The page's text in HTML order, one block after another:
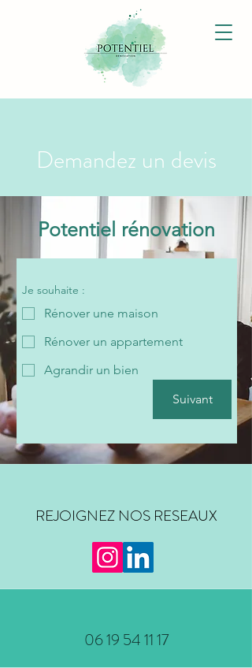
Demandez un devis
Potentiel rénovation
Je souhaite :
Rénover une maison
Rénover un appartement
Agrandir un bien
Suivant
REJOIGNEZ NOS RESEAUX
06 19 54 11 17